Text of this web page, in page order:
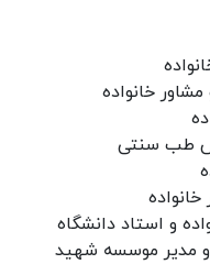
خانواده
طب سنتی
و استاد دانشگاه
و مدیر موسسه شهید